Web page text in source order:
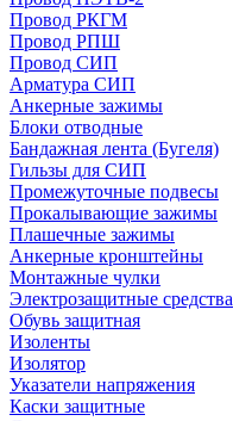
Провод РКГМ
Провод РПШ
Провод СИП
Арматура СИП
Анкерные зажимы
Блоки отводные
Бандажная лента (Бугеля)
Гильзы для СИП
Промежуточные подвесы
Прокалывающие зажимы
Плашечные зажимы
Анкерные кронштейны
Монтажные чулки
Электрозащитные средства
Обувь защитная
Изоленты
Изолятор
Указатели напряжения
Каски защитные